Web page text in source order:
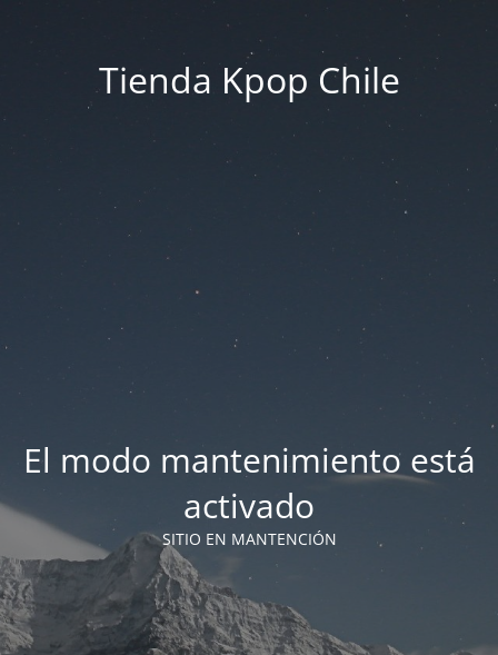
Tienda Kpop Chile
El modo mantenimiento está
activado
SITIO EN MANTENCIÓN